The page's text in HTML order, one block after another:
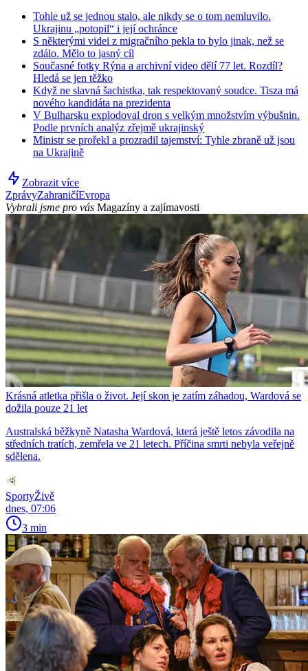
Tohle už se jednou stalo, ale nikdy se o tom nemluvilo.
Ukrajinu „potopil“ i její ochránce
S některými videi z migračního pekla to bylo jinak, než se
zdálo. Mělo to jasný cíl
Současné fotky Rýna a archivní video dělí 77 let. Rozdíl?
Hledá se jen těžko
Když ne slavná šachistka, tak respektovaný soudce. Tisza má
nového kandidáta na prezidenta
V Bulharsku explodoval dron s velkým množstvím výbušnin.
Podle prvních analýz zřejmě ukrajinský
Ministr se prořekl a prozradil tajemství: Tyhle zbraně už jsou
na Ukrajině
Zobrazit více
ZprávyZahraničíEvropa
Vybrali jsme pro vás Magazíny a zajímavosti
Krásná atletka přišla o život. Její skon je zatím záhadou, Wardová se
dožila pouze 21 let
Australská běžkyně Natasha Wardová, která ještě letos závodila na
středních tratích, zemřela ve 21 letech. Příčina smrti nebyla veřejně
sdělena.
SportyŽivě
dnes, 07:06
3 min